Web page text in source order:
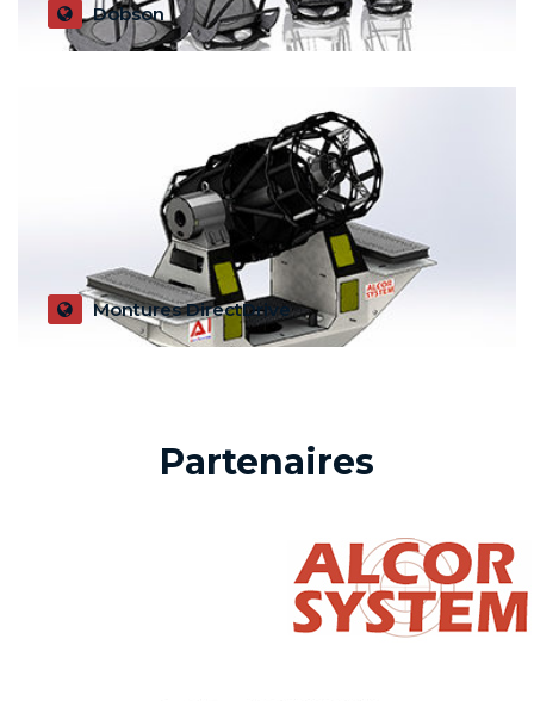
Dobson
Montures DirectDrive
Partenaires